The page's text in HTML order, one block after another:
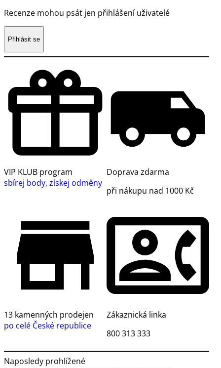
Recenze mohou psát jen přihlášení uživatelé
Přihlásit se
VIP KLUB program
sbírej body, získej odměny
Doprava zdarma
při nákupu nad 1000 Kč
13 kamenných prodejen
po celé České republice
Zákaznická linka
800 313 333
Naposledy prohlížené